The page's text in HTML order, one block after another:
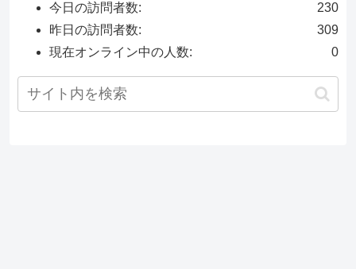
230
今日の訪問者数:
309
昨日の訪問者数:
0
現在オンライン中の人数: